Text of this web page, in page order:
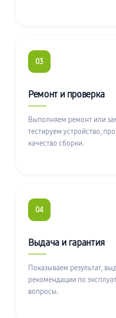
03
Ремонт и проверка
Выполняем ремонт или
тестируем устройство,
качество сборки.
04
Выдача и гарантия
Показываем результат,
рекомендации по
вопросы.